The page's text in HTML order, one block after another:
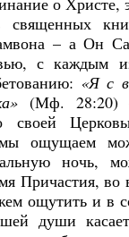
священных
– а Он
с каждым
«Я с
(Мф. 28:20)
своей
мы ощущаем
ночь,
Причастия,
ощутить и в
души